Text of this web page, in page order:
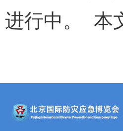
进行中。
本